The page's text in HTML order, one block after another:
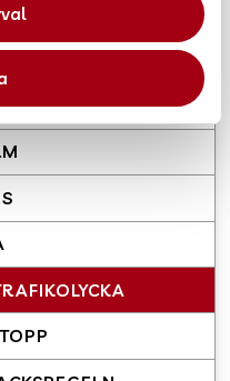
ALLMÄNHETEN